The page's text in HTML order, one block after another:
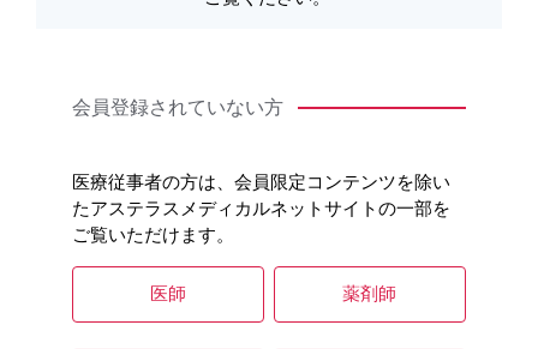
会員登録されていない方
医療従事者の方は、会員限定コンテンツを除い
たアステラスメディカルネットサイトの一部を
ご覧いただけます。
医師 薬剤師